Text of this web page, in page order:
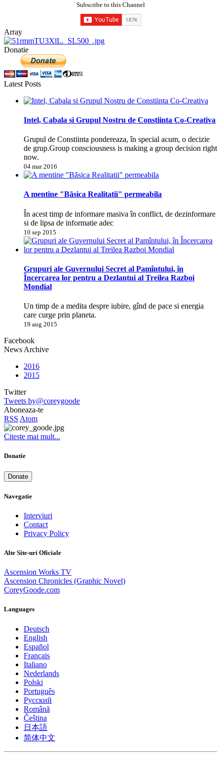
Subscribe to this Channel
Array
Donatie
Latest Posts
Intel, Cabala si Grupul Nostru de Constiinta Co-Creativa
Grupul de Constiinta pondereaza, în special acum, o decizie
de grup.Group consciousness is making a group decision right
now.
04 mar 2016
A mentine "Bãsica Realitatii" permeabila
În acest timp de informare masiva în conflict, de dezinformare
si de lipsa de informatie adec
10 sep 2015
Grupuri ale Guvernului Secret al Pamîntului, în
Încercarea lor pentru a Dezlantui al Treilea Razboi
Mondial
Un timp de a medita despre iubire, gînd de pace si energia
care curge prin planeta.
19 aug 2015
Facebook
News Archive
2016
2015
Twitter
Tweets by@coreygoode
Aboneaza-te
RSS Atom
Citeste mai mult...
Donatie
Donate
Navegatie
Interviuri
Contact
Privacy Policy
Alte Site-uri Oficiale
Ascension Works TV
Ascension Chronicles (Graphic Novel)
CoreyGoode.com
Languages
Deutsch
English
Español
Français
Italiano
Nederlands
Polski
Português
Pусский
Română
Čeština
日本語
简体中文